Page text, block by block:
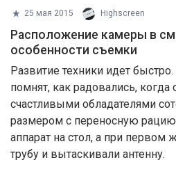
25 мая 2015 Highscreen
​Расположение камеры в
особенности съемки
Развитие техники идет
помнят, как радовались, когда
счастливыми обладателями
размером с переносную
аппарат на стол, а при первом
трубу и вытаскивали антенну.